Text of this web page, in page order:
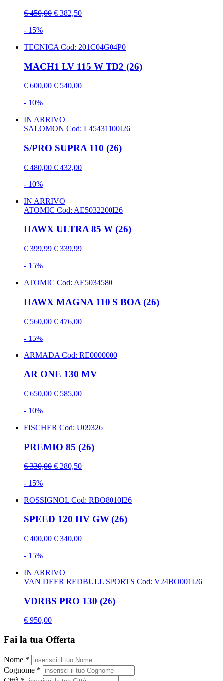
€ 450,00 € 382,50
- 15%
TECNICA Cod: 201C04G04P0
MACH1 LV 115 W TD2 (26)
€ 600,00 € 540,00
- 10%
IN ARRIVO
SALOMON Cod: L45431100I26
S/PRO SUPRA 110 (26)
€ 480,00 € 432,00
- 10%
IN ARRIVO
ATOMIC Cod: AE5032200I26
HAWX ULTRA 85 W (26)
€ 399,99 € 339,99
- 15%
ATOMIC Cod: AE5034580
HAWX MAGNA 110 S BOA (26)
€ 560,00 € 476,00
- 15%
ARMADA Cod: RE0000000
AR ONE 130 MV
€ 650,00 € 585,00
- 10%
FISCHER Cod: U09326
PREMIO 85 (26)
€ 330,00 € 280,50
- 15%
ROSSIGNOL Cod: RBO8010I26
SPEED 120 HV GW (26)
€ 400,00 € 340,00
- 15%
IN ARRIVO
VAN DEER REDBULL SPORTS Cod: V24BO001I26
VDRBS PRO 130 (26)
€ 950,00
Fai la tua Offerta
Nome *
Cognome *